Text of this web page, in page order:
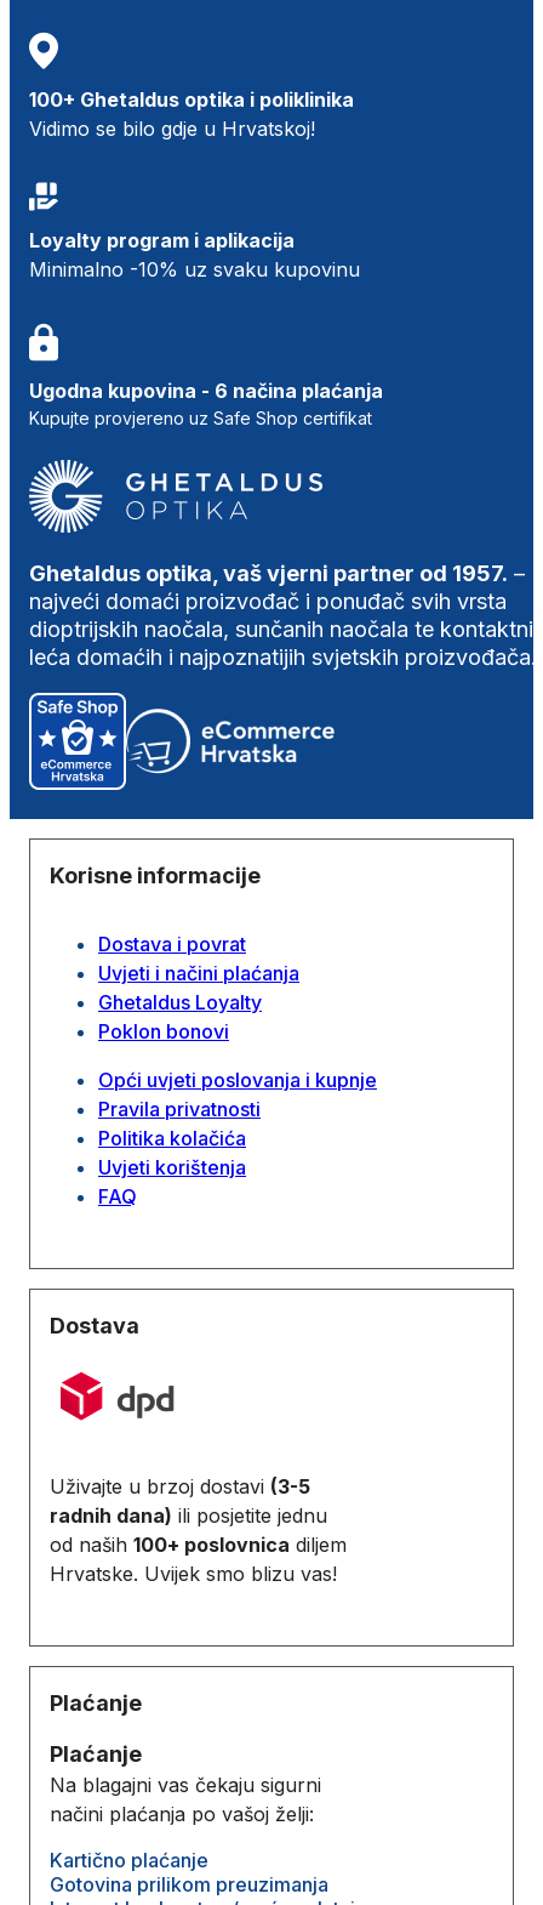
100+ Ghetaldus optika i poliklinika
Vidimo se bilo gdje u Hrvatskoj!
Loyalty program i aplikacija
Minimalno -10% uz svaku kupovinu
Ugodna kupovina - 6 načina plaćanja
Kupujte provjereno uz Safe Shop certifikat
Ghetaldus optika, vaš vjerni partner od 1957. –
najveći domaći proizvođač i ponuđač svih vrsta
dioptrijskih naočala, sunčanih naočala te
leća domaćih i najpoznatijih svjetskih proizvođača.
Korisne informacije
Dostava i povrat
Uvjeti i načini plaćanja
Ghetaldus Loyalty
Poklon bonovi
Opći uvjeti poslovanja i kupnje
Pravila privatnosti
Politika kolačića
Uvjeti korištenja
FAQ
Dostava
Uživajte u brzoj dostavi (3-5
radnih dana) ili posjetite jednu
od naših 100+ poslovnica diljem
Hrvatske. Uvijek smo blizu vas!
Plaćanje
Plaćanje
Na blagajni vas čekaju sigurni
načini plaćanja po vašoj želji:
Kartično plaćanje
Gotovina prilikom preuzimanja